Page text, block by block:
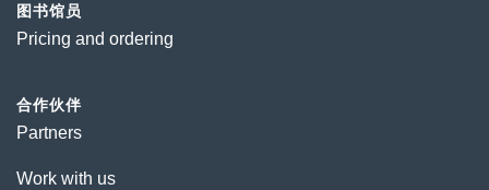
图书馆员
Pricing and ordering
合作伙伴
Partners
Work with us